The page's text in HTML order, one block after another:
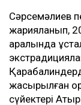
Сәрсемәлиев
жарияланып,
аралында
жасырылған
сүйектері